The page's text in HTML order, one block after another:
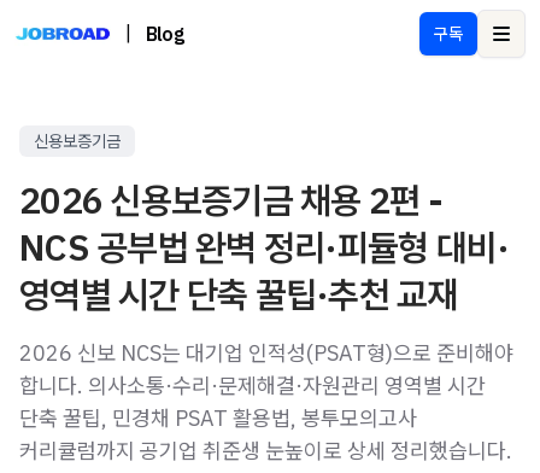
Blog 구독
신용보증기금
2026 신용보증기금 채용 2편 -
NCS 공부법 완벽 정리·피듈형 대비·
영역별 시간 단축 꿀팁·추천 교재
2026 신보 NCS는 대기업 인적성(PSAT형)으로 준비해야
합니다. 의사소통·수리·문제해결·자원관리 영역별 시간
단축 꿀팁, 민경채 PSAT 활용법, 봉투모의고사
커리큘럼까지 공기업 취준생 눈높이로 상세 정리했습니다.